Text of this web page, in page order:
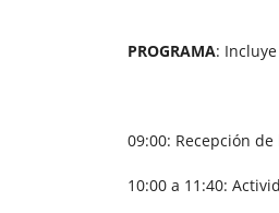
PROGRAMA:
09:00: Recepción
10:00 a 11:40: